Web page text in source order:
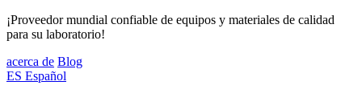
¡Proveedor mundial confiable de equipos y materiales de calidad
para su laboratorio!
acerca de Blog
ES Español